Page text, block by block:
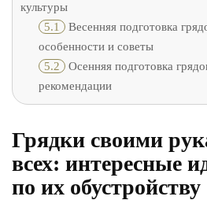
культуры
5.1 Весенняя подготовка
особенности и советы
5.2 Осенняя подготовка
рекомендации
Грядки своими
всех: интересные
по их обустройству